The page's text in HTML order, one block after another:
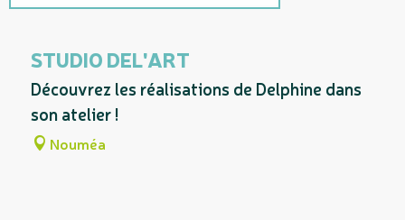
A dans son périmètre...
STUDIO DEL'ART
Découvrez les réalisations de Delphine dans
son atelier !
Nouméa